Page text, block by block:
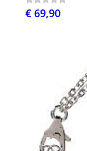
€ 69,90